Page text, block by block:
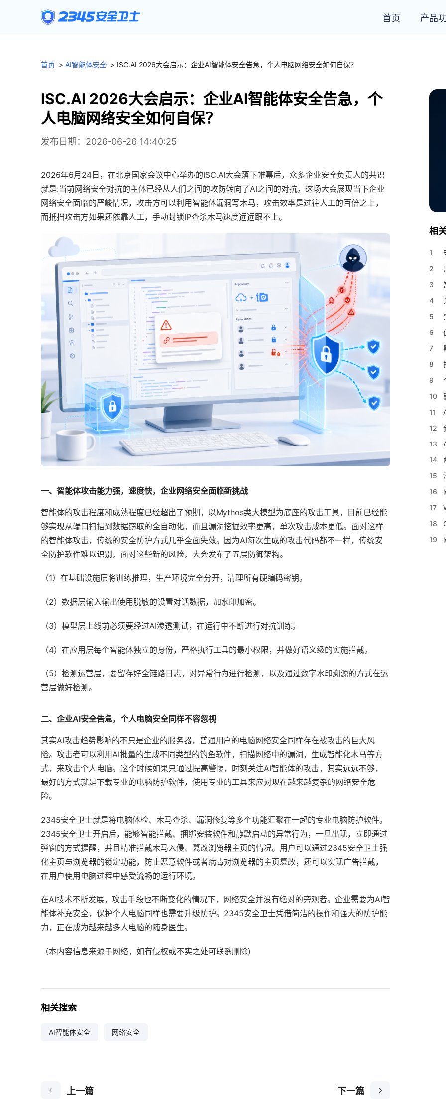
首页 产品
首页 > AI智能体安全 > ISC.AI 2026大会启示：企业AI智能体安全告急，个人电脑网络安全如何自保？
ISC.AI 2026大会启示：企业AI智能体安全告急，个
人电脑网络安全如何自保？
发布日期：2026-06-26 14:40:25
2026年6月24日，在北京国家会议中心举办的ISC.AI大会落下帷幕后，众多企业安全负责人的共识
就是:当前网络安全对抗的主体已经从人们之间的攻防转向了AI之间的对抗。这场大会展现当下企业
网络安全面临的严峻情况，攻击方可以利用智能体漏洞写木马，攻击效率是过往人工的百倍之上，
而抵挡攻击方如果还依靠人工，手动封锁IP查杀木马速度远远跟不上。
一、智能体攻击能力强，速度快，企业网络安全面临新挑战
智能体的攻击程度和成熟程度已经超出了预期，以Mythos类大模型为底座的攻击工具，目前已经能
够实现从端口扫描到数据窃取的全自动化，而且漏洞挖掘效率更高，单次攻击成本更低。面对这样
的智能体攻击，传统的安全防护方式几乎全面失效。因为AI每次生成的攻击代码都不一样，传统安
全防护软件难以识别，面对这些新的风险，大会发布了五层防御架构。
（1）在基础设施层将训练推理，生产环境完全分开，清理所有硬编码密钥。
（2）数据层输入输出使用脱敏的设置对话数据，加水印加密。
（3）模型层上线前必须要经过AI渗透测试，在运行中不断进行对抗训练。
（4）在应用层每个智能体独立的身份，严格执行工具的最小权限，并做好语义级的实施拦截。
（5）检测运营层，要留存好全链路日志，对异常行为进行检测，以及通过数字水印溯源的方式在运
营层做好检测。
二、企业AI安全告急，个人电脑安全同样不容忽视
其实AI攻击趋势影响的不只是企业的服务器，普通用户的电脑网络安全同样存在被攻击的巨大风
险。攻击者可以利用AI批量的生成不同类型的钓鱼软件，扫描网络中的漏洞，生成智能化木马等方
式，来攻击个人电脑。这个时候如果只通过提高警惕，时刻关注AI智能体的攻击，其实远远不够，
最好的方式就是下载专业的电脑防护软件，使用专业的工具来应对现在越来越复杂的网络安全危
险。
2345安全卫士就是将电脑体检、木马查杀、漏洞修复等多个功能汇聚在一起的专业电脑防护软件。
2345安全卫士开启后，能够智能拦截、捆绑安装软件和静默启动的异常行为，一旦出现，立即通过
弹窗的方式提醒，并且精准拦截木马入侵、篡改浏览器主页的情况。用户可以通过2345安全卫士强
化主页与浏览器的锁定功能，防止恶意软件或者病毒对浏览器的主页篡改，还可以实现广告拦截，
在用户使用电脑过程中感受流畅的运行环境。
在AI技术不断发展，攻击手段也不断变化的情况下，网络安全并没有绝对的旁观者。企业需要为AI智
能体补充安全，保护个人电脑同样也需要升级防护。2345安全卫士凭借简洁的操作和强大的防护能
力，正在成为越来越多人电脑的随身医生。
（本内容信息来源于网络，如有侵权或不实之处可联系删除)
相关搜索
AI智能体安全 网络安全
上一篇 下一篇
相
1
2
3
4
5
6
7
8
9
10
11
12
13
14
15
16
17
18
19